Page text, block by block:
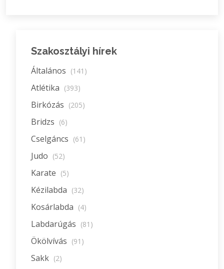
Szakosztályi hírek
Általános (141)
Atlétika (393)
Birkózás (205)
Bridzs (6)
Cselgáncs (61)
Judo (52)
Karate (5)
Kézilabda (32)
Kosárlabda (4)
Labdarúgás (81)
Ökölvívás (91)
Sakk (2)